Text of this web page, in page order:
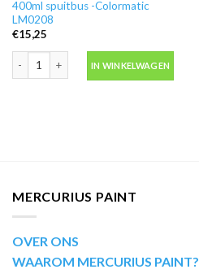
400ml spuitbus -Colormatic
LM0208
€15,25
IN WINKELWAGEN
MERCURIUS PAINT
OVER ONS
WAAROM MERCURIUS PAINT?